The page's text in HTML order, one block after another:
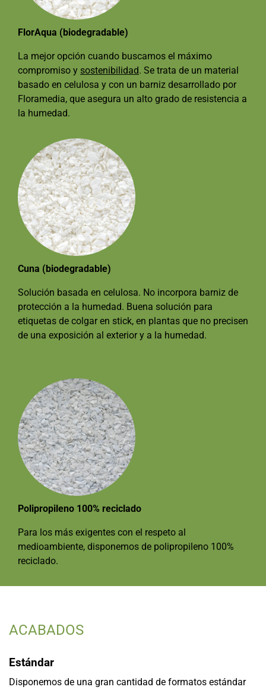
FlorAqua (biodegradable)
La mejor opción cuando buscamos el máximo
compromiso y sostenibilidad. Se trata de un material
basado en celulosa y con un barniz desarrollado por
Floramedia, que asegura un alto grado de resistencia a
la humedad.
Cuna (biodegradable)
Solución basada en celulosa. No incorpora barniz de
protección a la humedad. Buena solución para
etiquetas de colgar en stick, en plantas que no precisen
de una exposición al exterior y a la humedad.
Polipropileno 100% reciclado
Para los más exigentes con el respeto al
medioambiente, disponemos de polipropileno 100%
reciclado.
ACABADOS
Estándar
Disponemos de una gran cantidad de formatos estándar